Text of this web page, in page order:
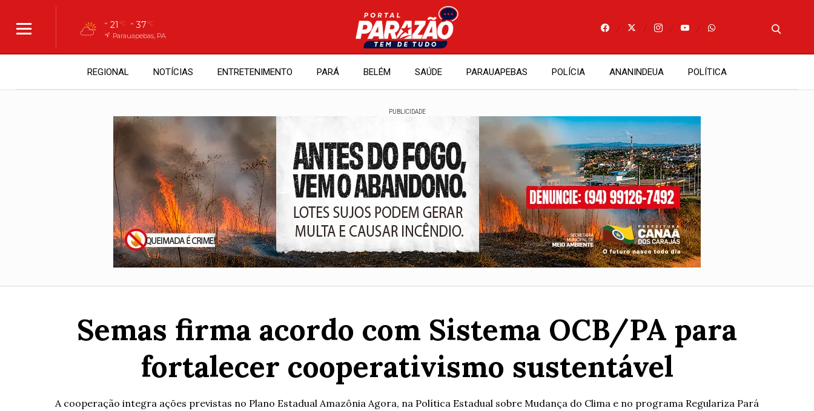
21 °C 37°C
Parauapebas, PA
REGIONAL NOTÍCIAS ENTRETENIMENTO PARÁ BELÉM SAÚDE PARAUAPEBAS POLÍCIA ANANINDEUA POLÍTICA
PUBLICIDADE
Semas firma acordo com Sistema OCB/PA para
fortalecer cooperativismo sustentável
A cooperação integra ações previstas no Plano Estadual Amazônia Agora, na Política Estadual sobre Mudança do Clima e no programa Regulariza Pará